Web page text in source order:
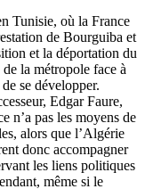
Tunisie, où la France
de Bourguiba et
et la déportation du
la métropole face à
se développer.
Edgar Faure,
n’a pas les moyens de
alors que l’Algérie
donc accompagner
les liens politiques
même si le